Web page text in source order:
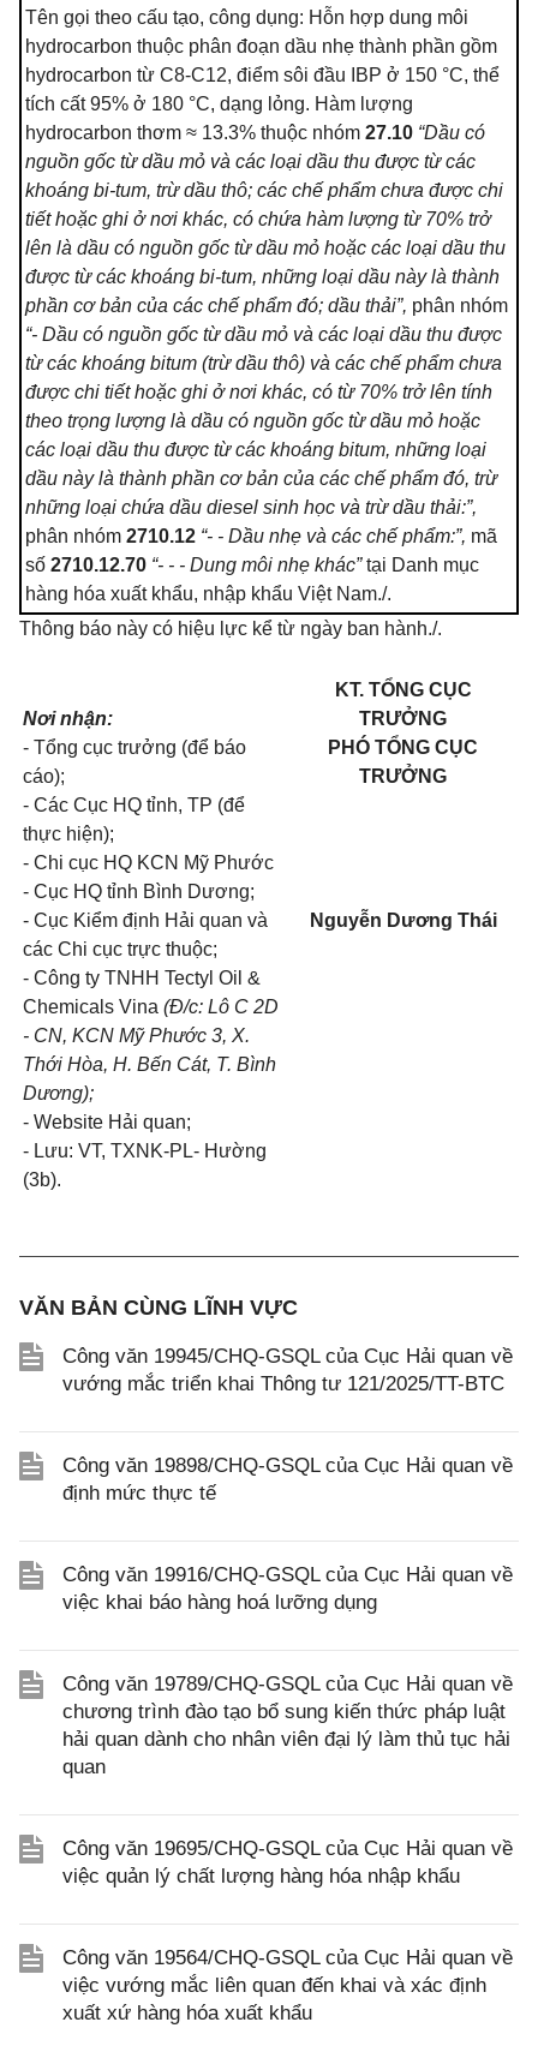
Tên gọi theo cấu tạo, công dụng: Hỗn hợp dung môi
hydrocarbon thuộc phân đoạn dầu nhẹ thành phần gồm
hydrocarbon từ C8-C12, điểm sôi đầu IBP ở 150 °C, thể
tích cất 95% ở 180 °C, dạng lỏng. Hàm lượng
hydrocarbon thơm ≈ 13.3% thuộc nhóm 27.10 “Dầu có
nguồn gốc từ dầu mỏ và các loại dầu thu được từ các
khoáng bi-tum, trừ dầu thô; các chế phẩm chưa được chi
tiết hoặc ghi ở nơi khác, có chứa hàm lượng từ 70% trở
lên là dầu có nguồn gốc từ dầu mỏ hoặc các loại dầu thu
được từ các khoáng bi-tum, những loại dầu này là thành
phần cơ bản của các chế phẩm đó; dầu thải”, phân nhóm
“- Dầu có nguồn gốc từ dầu mỏ và các loại dầu thu được
từ các khoáng bitum (trừ dầu thô) và các chế phẩm chưa
được chi tiết hoặc ghi ở nơi khác, có từ 70% trở lên tính
theo trọng lượng là dầu có nguồn gốc từ dầu mỏ hoặc
các loại dầu thu được từ các khoáng bitum, những loại
dầu này là thành phần cơ bản của các chế phẩm đó, trừ
những loại chứa dầu diesel sinh học và trừ dầu thải:”,
phân nhóm 2710.12 “- - Dầu nhẹ và các chế phẩm:”, mã
số 2710.12.70 “- - - Dung môi nhẹ khác”tại Danh mục
hàng hóa xuất khẩu, nhập khẩu Việt Nam./.
Thông báo này có hiệu lực kể từ ngày ban hành./.
Nơi nhận:
- Tổng cục trưởng (để báo
cáo);
- Các Cục HQ tỉnh, TP (để
thực hiện);
- Chi cục HQ KCN Mỹ Phước
- Cục HQ tỉnh Bình Dương;
- Cục Kiểm định Hải quan và
các Chi cục trực thuộc;
- Công ty TNHH Tectyl Oil &
Chemicals Vina (Đ/c: Lô C 2D
- CN, KCN Mỹ Phước 3, X.
Thới Hòa, H. Bến Cát, T. Bình
Dương);
- Website Hải quan;
- Lưu: VT, TXNK-PL- Hường
(3b).
KT. TỔNG CỤC
TRƯỞNG
PHÓ TỔNG CỤC
TRƯỞNG
Nguyễn Dương Thái
VĂN BẢN CÙNG LĨNH VỰC
Công văn 19945/CHQ-GSQL của Cục Hải quan về
vướng mắc triển khai Thông tư 121/2025/TT-BTC
Công văn 19898/CHQ-GSQL của Cục Hải quan về
định mức thực tế
Công văn 19916/CHQ-GSQL của Cục Hải quan về
việc khai báo hàng hoá lưỡng dụng
Công văn 19789/CHQ-GSQL của Cục Hải quan về
chương trình đào tạo bổ sung kiến thức pháp luật
hải quan dành cho nhân viên đại lý làm thủ tục hải
quan
Công văn 19695/CHQ-GSQL của Cục Hải quan về
việc quản lý chất lượng hàng hóa nhập khẩu
Công văn 19564/CHQ-GSQL của Cục Hải quan về
việc vướng mắc liên quan đến khai và xác định
xuất xứ hàng hóa xuất khẩu